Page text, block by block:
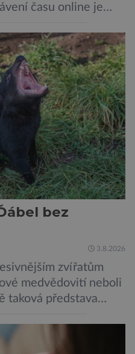
času online je
aktivit. Zúčastnilo
kteří uvedli, že se v
zapojili do hraní
sledování sociálních
bez
3.8.2026
zvířatům
medvědovití neboli
taková představa
již výhradně na
takovou nálepku